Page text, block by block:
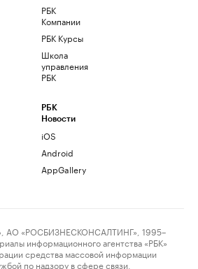
РБК
Компании
РБК Курсы
Школа
управления
РБК
РБК
Новости
iOS
Android
AppGallery
«РОСБИЗНЕСКОНСАЛТИНГ», 1995–
информационного агентства «РБК»
средства массовой информации
по надзору в сфере связи,